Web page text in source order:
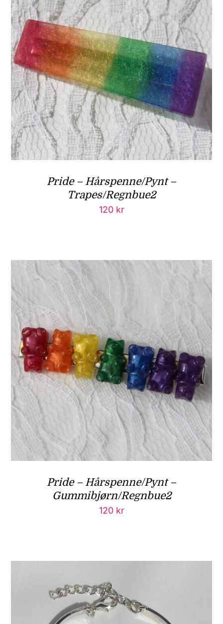
Pride – Hårspenne/Pynt –
Trapes/Regnbue2
120 kr
Pride – Hårspenne/Pynt –
Gummibjørn/Regnbue2
120 kr